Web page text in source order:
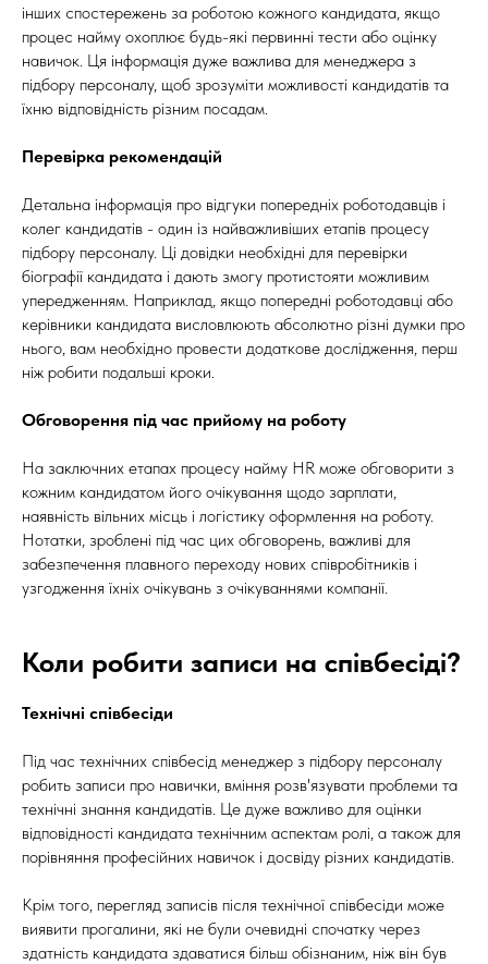
інших спостережень за роботою кожного кандидата, якщо
процес найму охоплює будь-які первинні тести або оцінку
навичок. Ця інформація дуже важлива для менеджера з
підбору персоналу, щоб зрозуміти можливості кандидатів та
їхню відповідність різним посадам.
Перевірка рекомендацій
Детальна інформація про відгуки попередніх роботодавців і
колег кандидатів - один із найважливіших етапів процесу
підбору персоналу. Ці довідки необхідні для перевірки
біографії кандидата і дають змогу протистояти можливим
упередженням. Наприклад, якщо попередні роботодавці або
керівники кандидата висловлюють абсолютно різні думки про
нього, вам необхідно провести додаткове дослідження, перш
ніж робити подальші кроки.
Обговорення під час прийому на роботу
На заключних етапах процесу найму HR може обговорити з
кожним кандидатом його очікування щодо зарплати,
наявність вільних місць і логістику оформлення на роботу.
Нотатки, зроблені під час цих обговорень, важливі для
забезпечення плавного переходу нових співробітників і
узгодження їхніх очікувань з очікуваннями компанії.
Коли робити записи на співбесіді?
Технічні співбесіди
Під час технічних співбесід менеджер з підбору персоналу
робить записи про навички, вміння розв'язувати проблеми та
технічні знання кандидатів. Це дуже важливо для оцінки
відповідності кандидата технічним аспектам ролі, а також для
порівняння професійних навичок і досвіду різних кандидатів.
Крім того, перегляд записів після технічної співбесіди може
виявити прогалини, які не були очевидні спочатку через
здатність кандидата здаватися більш обізнаним, ніж він був